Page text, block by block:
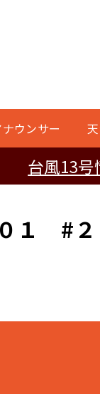
ウンサー
台風13号
１ #